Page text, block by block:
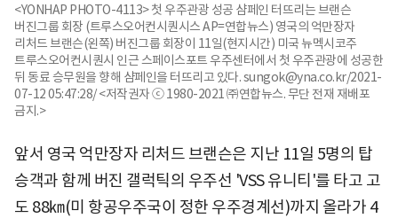
<YONHAP PHOTO-4113> 첫 우주관광 성공 샴페인 터뜨리는 브랜슨
버진그룹 회장 (트루스오어컨시퀀시스 AP=연합뉴스) 영국의 억만장자
리처드 브랜슨(왼쪽) 버진그룹 회장이 11일(현지시간) 미국 뉴멕시코주
트루스오어컨시퀀시 인근 스페이스포트 우주센터에서 첫 우주관광에 성공한
뒤 동료 승무원을 향해 샴페인을 터뜨리고 있다. sungok@yna.co.kr/2021-
07-12 05:47:28/ <저작권자 ⓒ 1980-2021 ㈜연합뉴스. 무단 전재 재배포
금지.>
앞서 영국 억만장자 리처드 브랜슨은 지난 11일 5명의 탑
승객과 함께 버진 갤럭틱의 우주선 'VSS 유니티'를 타고 고
도 88㎞(미 항공우주국이 정한 우주경계선)까지 올라가 4